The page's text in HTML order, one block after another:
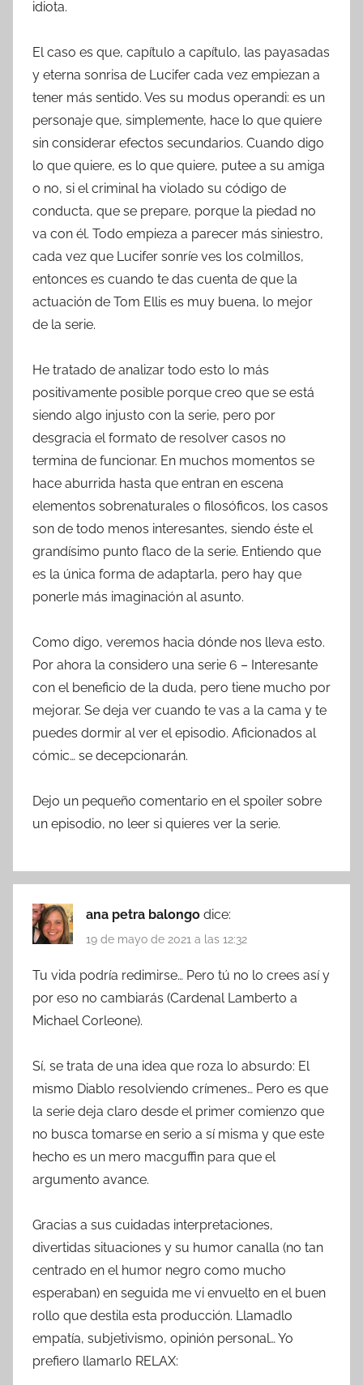
idiota.
El caso es que, capítulo a capítulo, las payasadas
y eterna sonrisa de Lucifer cada vez empiezan a
tener más sentido. Ves su modus operandi: es un
personaje que, simplemente, hace lo que quiere
sin considerar efectos secundarios. Cuando digo
lo que quiere, es lo que quiere, putee a su amiga
o no, si el criminal ha violado su código de
conducta, que se prepare, porque la piedad no
va con él. Todo empieza a parecer más siniestro,
cada vez que Lucifer sonríe ves los colmillos,
entonces es cuando te das cuenta de que la
actuación de Tom Ellis es muy buena, lo mejor
de la serie.
He tratado de analizar todo esto lo más
positivamente posible porque creo que se está
siendo algo injusto con la serie, pero por
desgracia el formato de resolver casos no
termina de funcionar. En muchos momentos se
hace aburrida hasta que entran en escena
elementos sobrenaturales o filosóficos, los casos
son de todo menos interesantes, siendo éste el
grandísimo punto flaco de la serie. Entiendo que
es la única forma de adaptarla, pero hay que
ponerle más imaginación al asunto.
Como digo, veremos hacia dónde nos lleva esto.
Por ahora la considero una serie 6 – Interesante
con el beneficio de la duda, pero tiene mucho por
mejorar. Se deja ver cuando te vas a la cama y te
puedes dormir al ver el episodio. Aficionados al
cómic… se decepcionarán.
Dejo un pequeño comentario en el spoiler sobre
un episodio, no leer si quieres ver la serie.
ana petra balongo dice:
19 de mayo de 2021 a las 12:32
Tu vida podría redimirse… Pero tú no lo crees así y
por eso no cambiarás (Cardenal Lamberto a
Michael Corleone).
Sí, se trata de una idea que roza lo absurdo: El
mismo Diablo resolviendo crímenes… Pero es que
la serie deja claro desde el primer comienzo que
no busca tomarse en serio a sí misma y que este
hecho es un mero macguffin para que el
argumento avance.
Gracias a sus cuidadas interpretaciones,
divertidas situaciones y su humor canalla (no tan
centrado en el humor negro como mucho
esperaban) en seguida me vi envuelto en el buen
rollo que destila esta producción. Llamadlo
empatía, subjetivismo, opinión personal… Yo
prefiero llamarlo RELAX: